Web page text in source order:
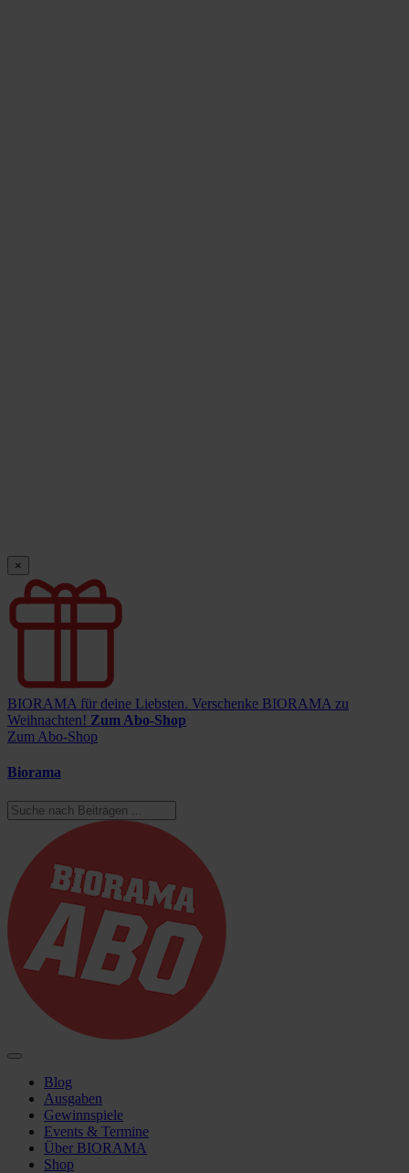
×
BIORAMA für deine Liebsten. Verschenke BIORAMA zu
Weihnachten! Zum Abo-Shop
Zum Abo-Shop
Biorama
Blog
Ausgaben
Gewinnspiele
Events & Termine
Über BIORAMA
Shop